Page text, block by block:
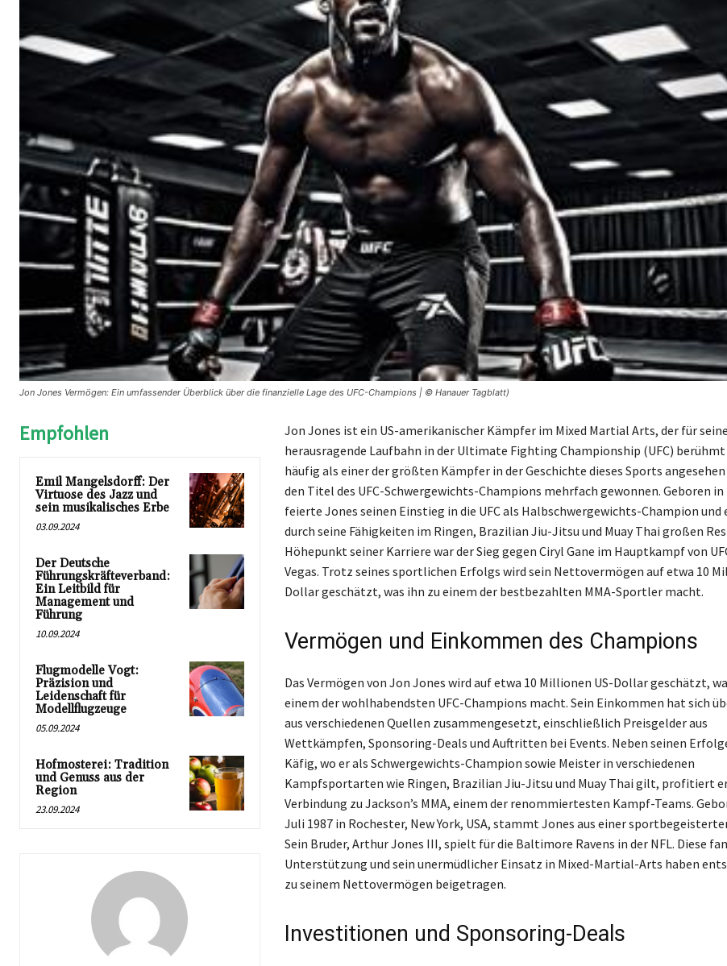
Jon Jones Vermögen: Ein umfassender Überblick über die finanzielle Lage des UFC-Champions | © Hanauer Tagblatt)
Empfohlen
Emil Mangelsdorff: Der
Virtuose des Jazz und
sein musikalisches Erbe
03.09.2024
Der Deutsche
Führungskräfteverband:
Ein Leitbild für
Management und
Führung
10.09.2024
Flugmodelle Vogt:
Präzision und
Leidenschaft für
Modellflugzeuge
05.09.2024
Hofmosterei: Tradition
und Genuss aus der
Region
23.09.2024
Jon Jones ist ein US-amerikanischer Kämpfer im Mixed Martial Arts, der für seine
herausragende Laufbahn in der Ultimate Fighting Championship (UFC) berühmt
häufig als einer der größten Kämpfer in der Geschichte dieses Sports
den Titel des UFC-Schwergewichts-Champions mehrfach gewonnen. Geboren
feierte Jones seinen Einstieg in die UFC als Halbschwergewichts-Champion
durch seine Fähigkeiten im Ringen, Brazilian Jiu-Jitsu und Muay Thai großen
Höhepunkt seiner Karriere war der Sieg gegen Ciryl Gane im Hauptkampf von
Vegas. Trotz seines sportlichen Erfolgs wird sein Nettovermögen auf etwa 10
Dollar geschätzt, was ihn zu einem der bestbezahlten MMA-Sportler macht.
Vermögen und Einkommen des Champions
Das Vermögen von Jon Jones wird auf etwa 10 Millionen US-Dollar geschätzt,
einem der wohlhabendsten UFC-Champions macht. Sein Einkommen hat sich
aus verschiedenen Quellen zusammengesetzt, einschließlich Preisgelder aus
Wettkämpfen, Sponsoring-Deals und Auftritten bei Events. Neben seinen
Käfig, wo er als Schwergewichts-Champion sowie Meister in verschiedenen
Kampfsportarten wie Ringen, Brazilian Jiu-Jitsu und Muay Thai gilt, profitiert
Verbindung zu Jackson’s MMA, einem der renommiertesten Kampf-Teams.
Juli 1987 in Rochester, New York, USA, stammt Jones aus einer
Sein Bruder, Arthur Jones III, spielt für die Baltimore Ravens in der NFL. Diese
Unterstützung und sein unermüdlicher Einsatz in Mixed-Martial-Arts haben
zu seinem Nettovermögen beigetragen.
Investitionen und Sponsoring-Deals